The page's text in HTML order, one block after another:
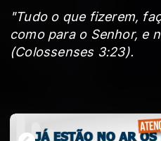
"Tudo o que fizerem,
como para o Senhor, e
(Colossenses 3:23).